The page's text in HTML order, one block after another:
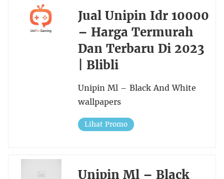
Jual Unipin Idr 10000
– Harga Termurah
Dan Terbaru Di 2023
| Blibli
Unipin Ml – Black And White
wallpapers
Lihat Promo
Unipin Ml – Black